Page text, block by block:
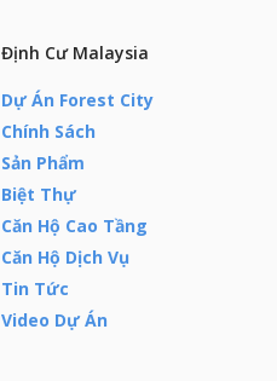
Định Cư Malaysia
Dự Án Forest City
Chính Sách
Sản Phẩm
Biệt Thự
Căn Hộ Cao Tầng
Căn Hộ Dịch Vụ
Tin Tức
Video Dự Án